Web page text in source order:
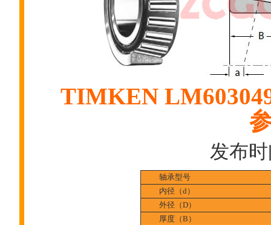
TIMKEN
发布时
轴承型号
内径（d）
外径（D）
厚度（B）